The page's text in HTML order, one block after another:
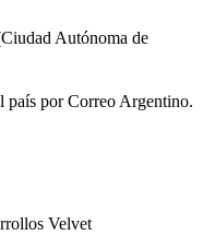
Autónoma de
por Correo Argentino.
Velvet